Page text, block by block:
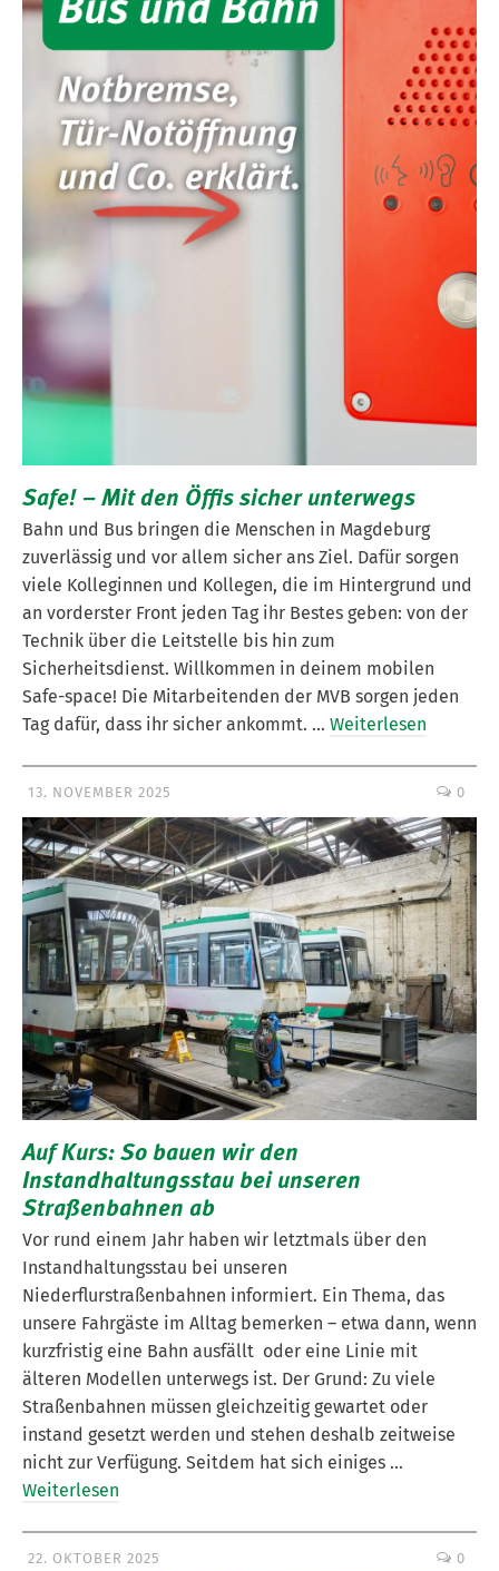
Safe! – Mit den Öffis sicher unterwegs
Bahn und Bus bringen die Menschen in Magdeburg
zuverlässig und vor allem sicher ans Ziel. Dafür sorgen
viele Kolleginnen und Kollegen, die im Hintergrund und
an vorderster Front jeden Tag ihr Bestes geben: von der
Technik über die Leitstelle bis hin zum
Sicherheitsdienst. Willkommen in deinem mobilen
Safe-space! Die Mitarbeitenden der MVB sorgen jeden
Tag dafür, dass ihr sicher ankommt. … Weiterlesen
13. NOVEMBER 2025 0
Auf Kurs: So bauen wir den
Instandhaltungsstau bei unseren
Straßenbahnen ab
Vor rund einem Jahr haben wir letztmals über den
Instandhaltungsstau bei unseren
Niederflurstraßenbahnen informiert. Ein Thema, das
unsere Fahrgäste im Alltag bemerken – etwa dann, wenn
kurzfristig eine Bahn ausfällt oder eine Linie mit
älteren Modellen unterwegs ist. Der Grund: Zu viele
Straßenbahnen müssen gleichzeitig gewartet oder
instand gesetzt werden und stehen deshalb zeitweise
nicht zur Verfügung. Seitdem hat sich einiges …
Weiterlesen
22. OKTOBER 2025 0